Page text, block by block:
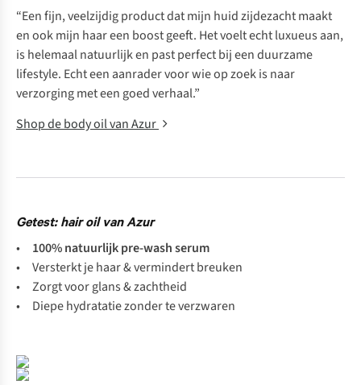
“Een fijn, veelzijdig product dat mijn huid zijdezacht maakt
en ook mijn haar een boost geeft. Het voelt echt luxueus aan,
is helemaal natuurlijk en past perfect bij een duurzame
lifestyle. Echt een aanrader voor wie op zoek is naar
verzorging met een goed verhaal.”
Shop de body oil van Azur
Getest: hair oil van Azur
• 100% natuurlijk pre-wash serum
• Versterkt je haar & vermindert breuken
• Zorgt voor glans & zachtheid
• Diepe hydratatie zonder te verzwaren